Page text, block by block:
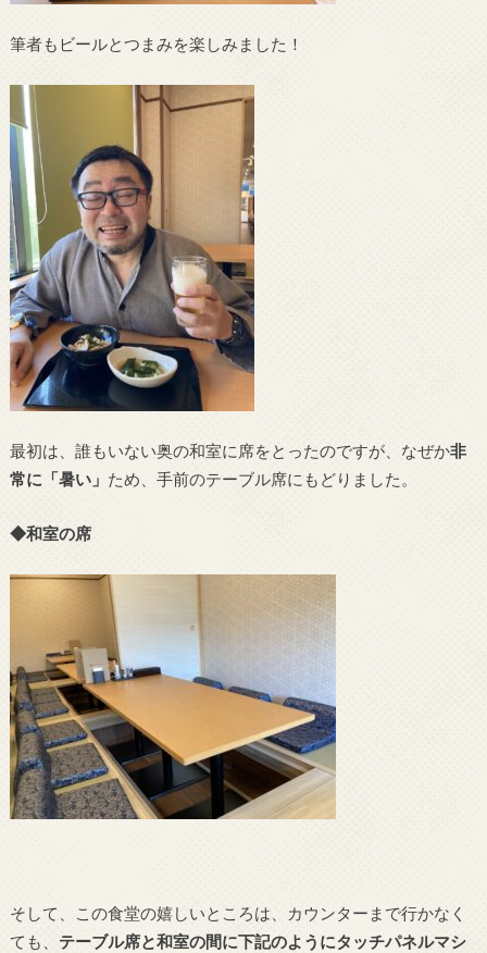
筆者もビールとつまみを楽しみました！
最初は、誰もいない奥の和室に席をとったのですが、なぜか非
常に「暑い」 ため、手前のテーブル席にもどりました。
◆和室の席
そして、この食堂の嬉しいところは、カウンターまで行かなく
ても、 テーブル席と和室の間に下記のようにタッチパネルマシ